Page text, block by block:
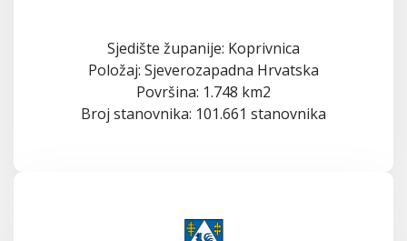
Sjedište županije: Koprivnica
Položaj: Sjeverozapadna Hrvatska
Površina: 1.748 km2
Broj stanovnika: 101.661 stanovnika